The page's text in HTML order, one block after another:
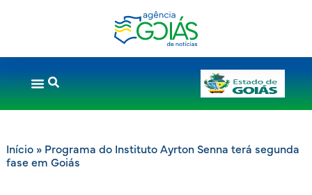
Início» Programa do Instituto Ayrton Senna terá segunda
fase em Goiás